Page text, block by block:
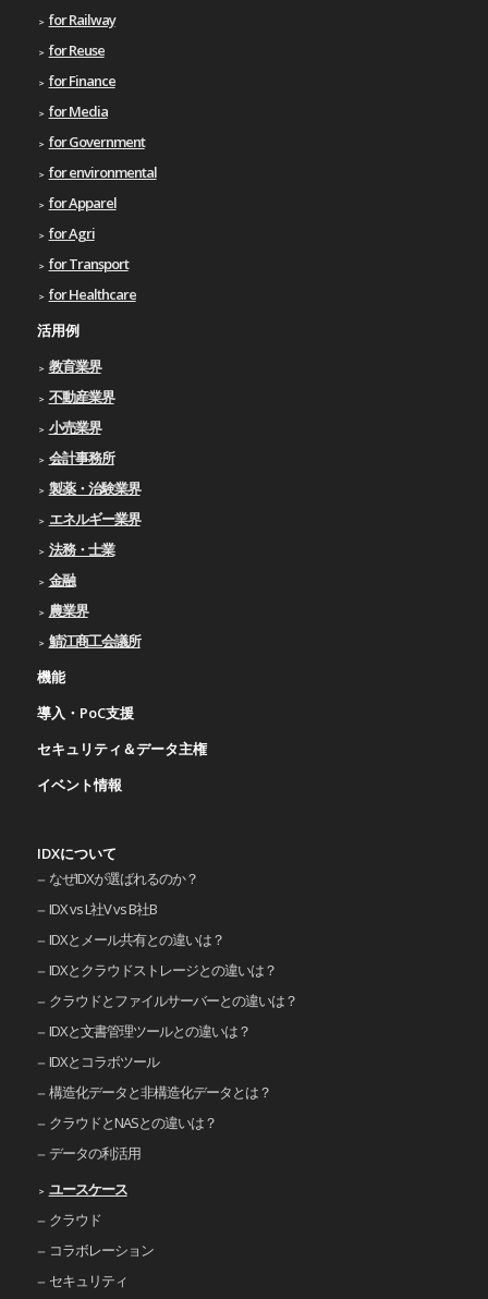
for Railway
for Reuse
for Finance
for Media
for Government
for environmental
for Apparel
for Agri
for Transport
for Healthcare
活用例
教育業界
不動産業界
小売業界
会計事務所
製薬・治験業界
エネルギー業界
法務・士業
金融
農業界
鯖江商工会議所
機能
導入・PoC支援
セキュリティ＆データ主権
イベント情報
IDXについて
なぜIDXが選ばれるのか？
IDX vs L社V vs B社B
IDXとメール共有との違いは？
IDXとクラウドストレージとの違いは？
クラウドとファイルサーバーとの違いは？
IDXと文書管理ツールとの違いは？
IDXとコラボツール
構造化データと非構造化データとは？
クラウドとNASとの違いは？
データの利活用
ユースケース
クラウド
コラボレーション
セキュリティ